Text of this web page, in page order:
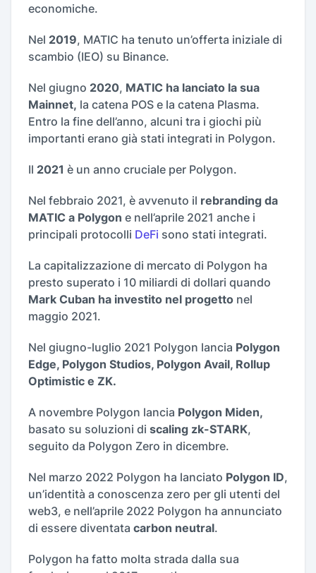
economiche.
Nel 2019, MATIC ha tenuto un’offerta iniziale di
scambio (IEO) su Binance.
Nel giugno 2020, MATIC ha lanciato la sua
Mainnet, la catena POS e la catena Plasma.
Entro la fine dell’anno, alcuni tra i giochi più
importanti erano già stati integrati in Polygon.
Il 2021 è un anno cruciale per Polygon.
Nel febbraio 2021, è avvenuto il rebranding da
MATIC a Polygon e nell’aprile 2021 anche i
principali protocolli DeFi sono stati integrati.
La capitalizzazione di mercato di Polygon ha
presto superato i 10 miliardi di dollari quando
Mark Cuban ha investito nel progetto nel
maggio 2021.
Nel giugno-luglio 2021 Polygon lancia Polygon
Edge, Polygon Studios, Polygon Avail, Rollup
Optimistic e ZK.
A novembre Polygon lancia Polygon Miden,
basato su soluzioni di scaling zk-STARK,
seguito da Polygon Zero in dicembre.
Nel marzo 2022 Polygon ha lanciato Polygon ID,
un’identità a conoscenza zero per gli utenti del
web3, e nell’aprile 2022 Polygon ha annunciato
di essere diventata carbon neutral.
Polygon ha fatto molta strada dalla sua